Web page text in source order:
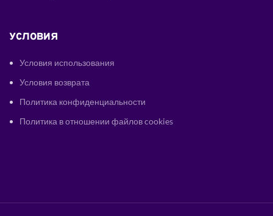
УСЛОВИЯ
Условия использования
Условия возврата
Политика конфиденциальности
Политика в отношении файлов cookies